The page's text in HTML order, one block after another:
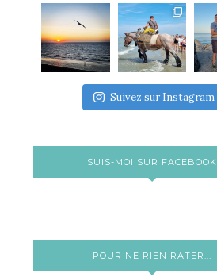
Suivez sur Instagram
SUIS-MOI SUR FACEBOOK
POUR NE RIEN RATER...